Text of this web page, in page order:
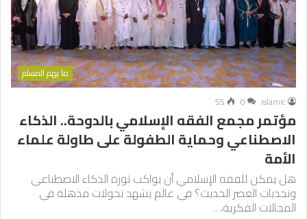
ما يهم المسلم
islamic
0
55
مؤتمر مجمع الفقه الإسلامي بالدوحة.. الذكاء
الاصطناعي وحماية الطفولة على طاولة علماء
الأمة
هل يمكن للفقه الإسلامي أن يواكب ثورة الذكاء الاصطناعي
وتحديات العصر الحديث؟ في عالم يشهد تحولات مذهلة في
المجالات الفكرية،…